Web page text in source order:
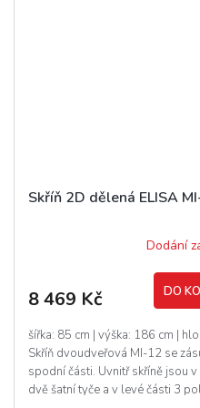
Skříň 2D dělená ELISA
Dodání
8 469 Kč DO
šířka: 85 cm | výška: 186 cm |
Skříň dvoudveřová MI-12 se
spodní části. Uvnitř skříně jsou
dvě šatní tyče a v levé části 3